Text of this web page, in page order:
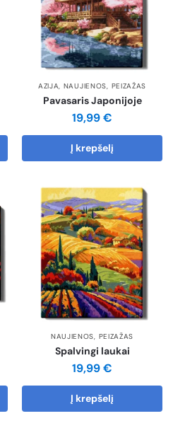
AZIJA, NAUJIENOS, PEIZAŽAS
Pavasaris Japonijoje
19,99€
Į krepšelį
NAUJIENOS, PEIZAŽAS
Spalvingi laukai
19,99€
Į krepšelį